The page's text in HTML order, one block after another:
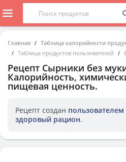
Главная
Таблица калорийности
Таблица продуктов пользователей
Рецепт Сырники без
Калорийность,
пищевая ценность.
Рецепт создан пользователем
здоровый рацион.